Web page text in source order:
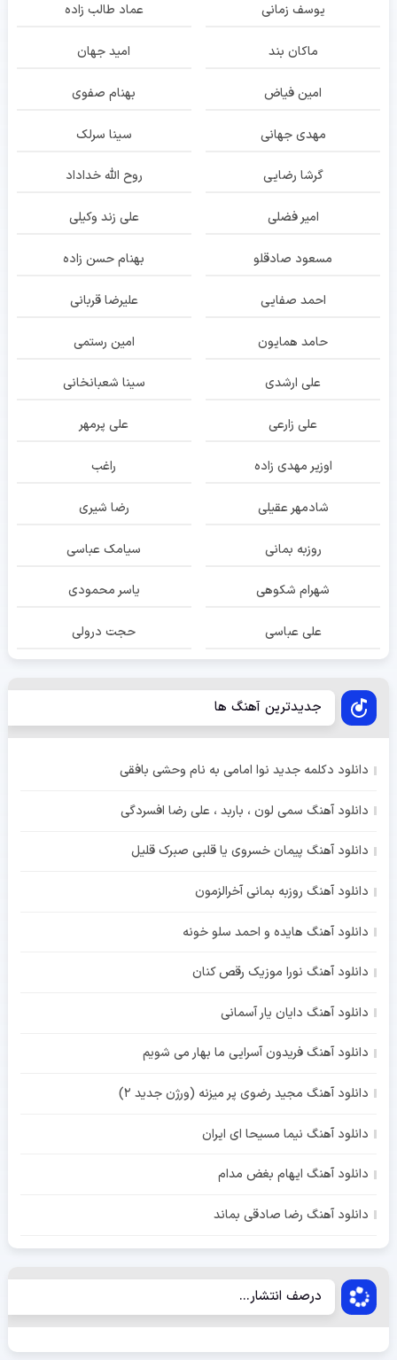
یوسف زمانی عماد طالب زاده
ماکان بند امید جهان
امین فیاض بهنام صفوی
مهدی جهانی سینا سرلک
گرشا رضایی روح الله خداداد
امیر فضلی علی زند وکیلی
مسعود صادقلو بهنام حسن زاده
احمد صفایی علیرضا قربانی
حامد همایون امین رستمی
علی ارشدی سینا شعبانخانی
علی زارعی علی پرمهر
اوزیر مهدی زاده راغب
شادمهر عقیلی رضا شیری
روزبه بمانی سیامک عباسی
شهرام شکوهی یاسر محمودی
علی عباسی حجت درولی
جدیدترین آهنگ ها
دانلود دکلمه جدید نوا امامی به نام وحشی بافقی
دانلود آهنگ سمی لون ، باربد ، علی رضا افسردگی
دانلود آهنگ پیمان خسروی یا قلبی صبرک قلیل
دانلود آهنگ روزبه بمانی آخرالزمون
دانلود آهنگ هایده و احمد سلو خونه
دانلود آهنگ نورا موزیک رقص کنان
دانلود آهنگ دایان یار آسمانی
دانلود آهنگ فریدون آسرایی ما بهار می شویم
دانلود آهنگ مجید رضوی پر میزنه (ورژن جدید 2)
دانلود آهنگ نیما مسیحا ای ایران
دانلود آهنگ ایهام بغض مدام
دانلود آهنگ رضا صادقی بماند
درصف انتشار...